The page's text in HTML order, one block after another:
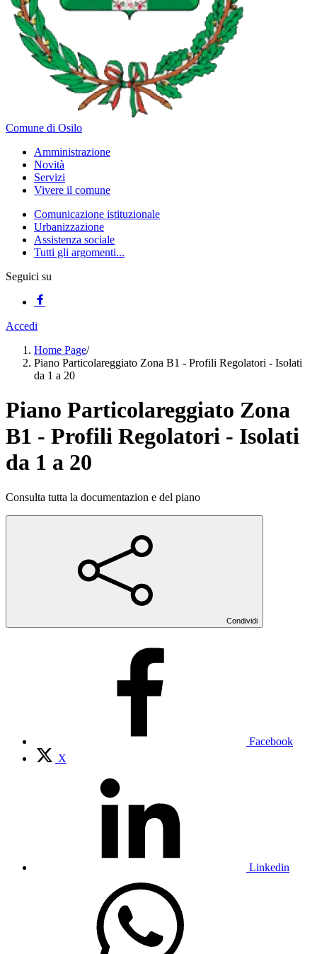
Comune di Osilo
Amministrazione
Novità
Servizi
Vivere il comune
Comunicazione istituzionale
Urbanizzazione
Assistenza sociale
Tutti gli argomenti...
Seguici su
Accedi
Home Page/
Piano Particolareggiato Zona B1 - Profili Regolatori - Isolati
da 1 a 20
Piano Particolareggiato Zona
B1 - Profili Regolatori - Isolati
da 1 a 20
Consulta tutta la documentazion e del piano
Condividi
Facebook
X
Linkedin